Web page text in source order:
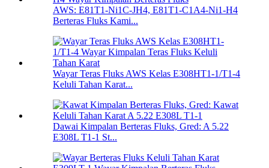
AWS: E81T1-Ni1C-JH4, E81T1-C1A4-Ni1-H4
Berteras Fluks Kami...
Wayar Teras Fluks AWS Kelas E308HT1-1/T1-4
Keluli Tahan Karat...
Dawai Kimpalan Berteras Fluks, Gred: A 5.22
E308L T1-1 St...